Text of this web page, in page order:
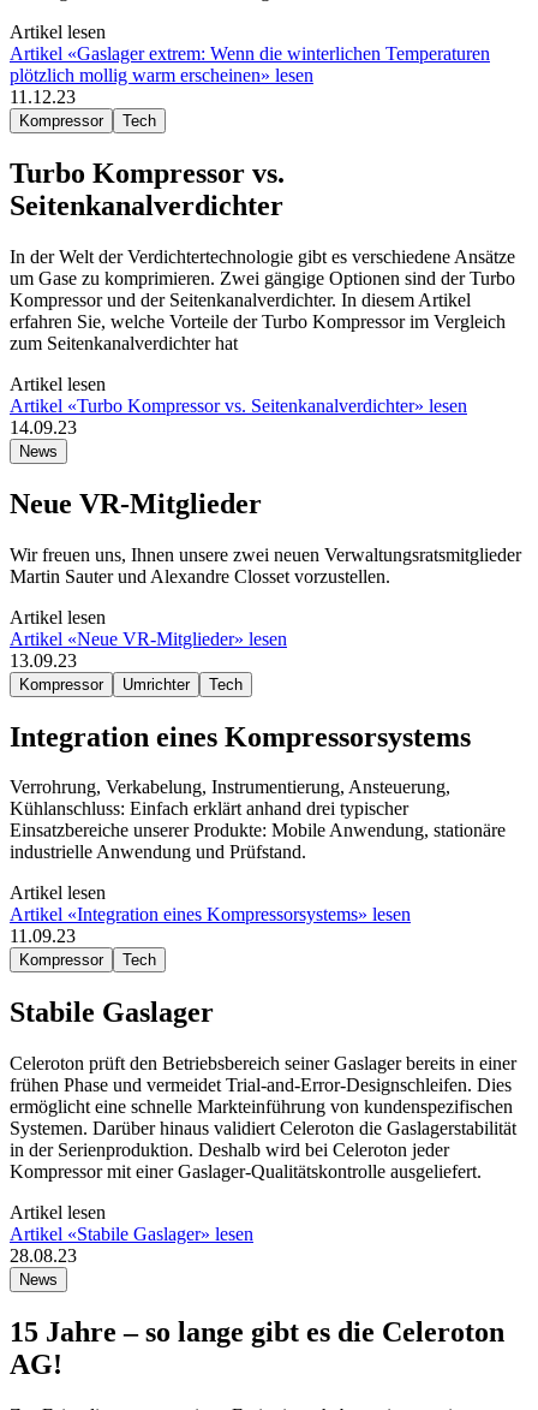
Artikel lesen
Artikel «Gaslager extrem: Wenn die winterlichen Temperaturen
plötzlich mollig warm erscheinen» lesen
11.12.23
Kompressor Tech
Turbo Kompressor vs.
Seitenkanalverdichter
In der Welt der Verdichtertechnologie gibt es verschiedene Ansätze
um Gase zu komprimieren. Zwei gängige Optionen sind der Turbo
Kompressor und der Seitenkanalverdichter. In diesem Artikel
erfahren Sie, welche Vorteile der Turbo Kompressor im Vergleich
zum Seitenkanalverdichter hat
Artikel lesen
Artikel «Turbo Kompressor vs. Seitenkanalverdichter» lesen
14.09.23
News
Neue VR-Mitglieder
Wir freuen uns, Ihnen unsere zwei neuen Verwaltungsratsmitglieder
Martin Sauter und Alexandre Closset vorzustellen.
Artikel lesen
Artikel «Neue VR-Mitglieder» lesen
13.09.23
Kompressor Umrichter Tech
Integration eines Kompressorsystems
Verrohrung, Verkabelung, Instrumentierung, Ansteuerung,
Kühlanschluss: Einfach erklärt anhand drei typischer
Einsatzbereiche unserer Produkte: Mobile Anwendung, stationäre
industrielle Anwendung und Prüfstand.
Artikel lesen
Artikel «Integration eines Kompressorsystems» lesen
11.09.23
Kompressor Tech
Stabile Gaslager
Celeroton prüft den Betriebsbereich seiner Gaslager bereits in einer
frühen Phase und vermeidet Trial-and-Error-Designschleifen. Dies
ermöglicht eine schnelle Markteinführung von kundenspezifischen
Systemen. Darüber hinaus validiert Celeroton die Gaslagerstabilität
in der Serienproduktion. Deshalb wird bei Celeroton jeder
Kompressor mit einer Gaslager-Qualitätskontrolle ausgeliefert.
Artikel lesen
Artikel «Stabile Gaslager» lesen
28.08.23
News
15 Jahre – so lange gibt es die Celeroton
AG!